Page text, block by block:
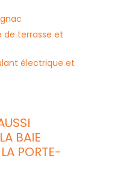
de terrasse et
électrique et
BAIE
PORTE-